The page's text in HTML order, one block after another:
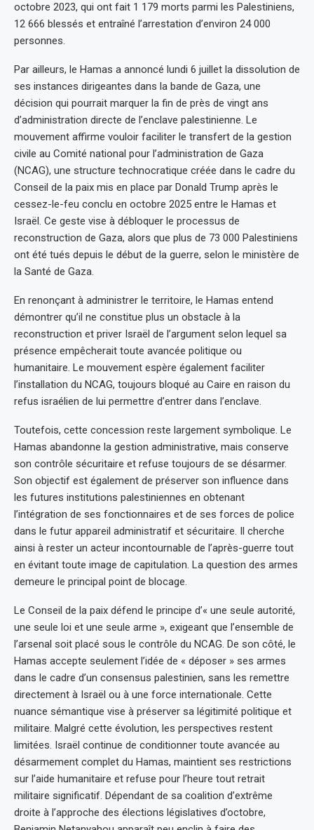
octobre 2023, qui ont fait 1 179 morts parmi les Palestiniens,
12 666 blessés et entraîné l’arrestation d’environ 24 000
personnes.
Par ailleurs, le Hamas a annoncé lundi 6 juillet la dissolution de
ses instances dirigeantes dans la bande de Gaza, une
décision qui pourrait marquer la fin de près de vingt ans
d’administration directe de l’enclave palestinienne. Le
mouvement affirme vouloir faciliter le transfert de la gestion
civile au Comité national pour l’administration de Gaza
(NCAG), une structure technocratique créée dans le cadre du
Conseil de la paix mis en place par Donald Trump après le
cessez-le-feu conclu en octobre 2025 entre le Hamas et
Israël. Ce geste vise à débloquer le processus de
reconstruction de Gaza, alors que plus de 73 000 Palestiniens
ont été tués depuis le début de la guerre, selon le ministère de
la Santé de Gaza.
En renonçant à administrer le territoire, le Hamas entend
démontrer qu’il ne constitue plus un obstacle à la
reconstruction et priver Israël de l’argument selon lequel sa
présence empêcherait toute avancée politique ou
humanitaire. Le mouvement espère également faciliter
l’installation du NCAG, toujours bloqué au Caire en raison du
refus israélien de lui permettre d’entrer dans l’enclave.
Toutefois, cette concession reste largement symbolique. Le
Hamas abandonne la gestion administrative, mais conserve
son contrôle sécuritaire et refuse toujours de se désarmer.
Son objectif est également de préserver son influence dans
les futures institutions palestiniennes en obtenant
l’intégration de ses fonctionnaires et de ses forces de police
dans le futur appareil administratif et sécuritaire. Il cherche
ainsi à rester un acteur incontournable de l’après-guerre tout
en évitant toute image de capitulation. La question des armes
demeure le principal point de blocage.
Le Conseil de la paix défend le principe d’« une seule autorité,
une seule loi et une seule arme », exigeant que l’ensemble de
l’arsenal soit placé sous le contrôle du NCAG. De son côté, le
Hamas accepte seulement l’idée de « déposer » ses armes
dans le cadre d’un consensus palestinien, sans les remettre
directement à Israël ou à une force internationale. Cette
nuance sémantique vise à préserver sa légitimité politique et
militaire. Malgré cette évolution, les perspectives restent
limitées. Israël continue de conditionner toute avancée au
désarmement complet du Hamas, maintient ses restrictions
sur l’aide humanitaire et refuse pour l’heure tout retrait
militaire significatif. Dépendant de sa coalition d’extrême
droite à l’approche des élections législatives d’octobre,